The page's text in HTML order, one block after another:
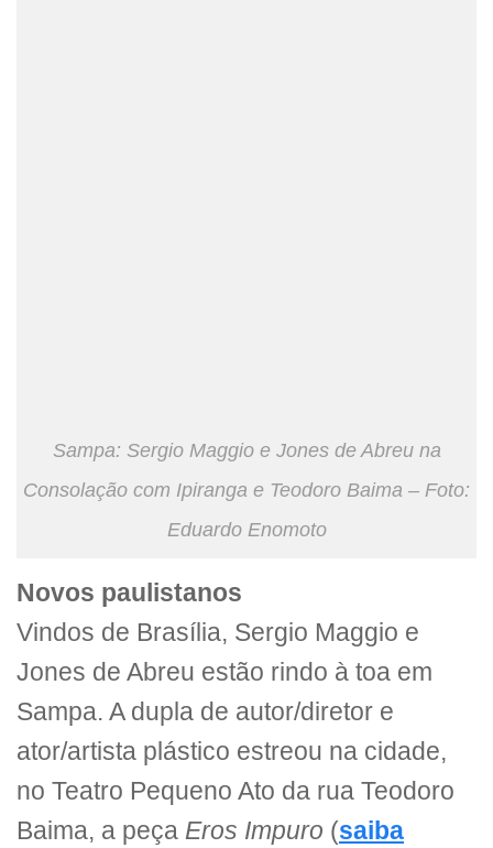
Sampa: Sergio Maggio e Jones de Abreu na
Consolação com Ipiranga e Teodoro Baima – Foto:
Eduardo Enomoto
Novos paulistanos
Vindos de Brasília, Sergio Maggio e
Jones de Abreu estão rindo à toa em
Sampa. A dupla de autor/diretor e
ator/artista plástico estreou na cidade,
no Teatro Pequeno Ato da rua Teodoro
Baima, a peça Eros Impuro (saiba